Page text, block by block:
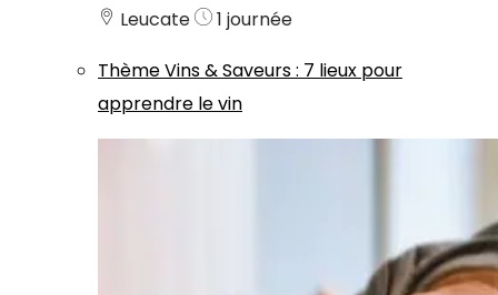
Leucate
1 journée
ThèmeVins & Saveurs: 7 lieux pour
apprendre le vin